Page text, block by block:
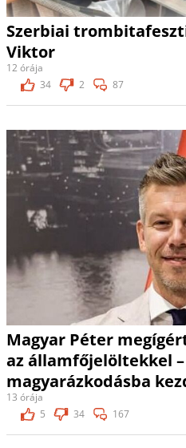
Szerbiai
Viktor
12 órája
34
2 87
Magyar Péter
az államfőjelöltekkel
magyarázkodásba
13 órája
5
34 167